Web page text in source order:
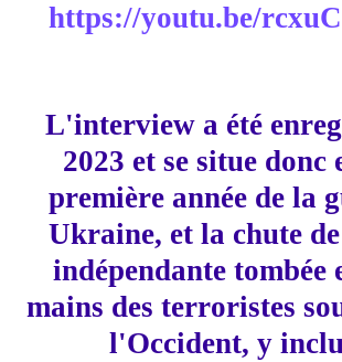
https://youtu.be/
L'interview a été
2023 et se situe donc
première année de la
Ukraine, et la chute
indépendante tombée
mains des terroristes
l'Occident, y